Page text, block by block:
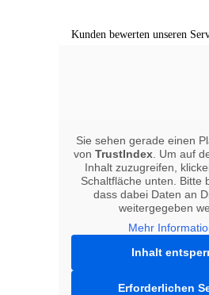
Kunden bewerten unseren
Sie sehen gerade einen
von TrustIndex . Um auf
Inhalt zuzugreifen,
Schaltfläche unten. Bitte
dass dabei Daten an
weitergegeben
Mehr
Inhalt
Erforderlichen